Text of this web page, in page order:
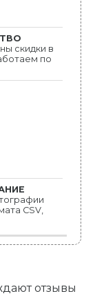
скидки в
по
CSV,
отзывы